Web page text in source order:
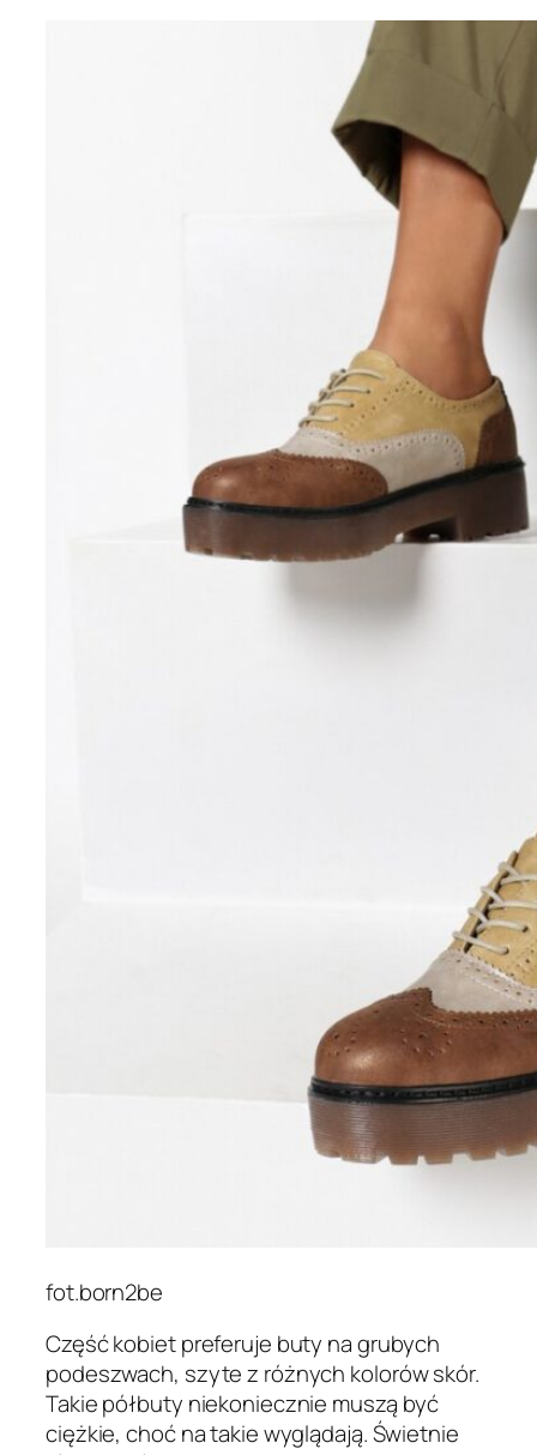
fot.born2be
Część kobiet preferuje buty na grubych
podeszwach, szyte z różnych kolorów skór.
Takie półbuty niekoniecznie muszą być
ciężkie, choć na takie wyglądają. Świetnie